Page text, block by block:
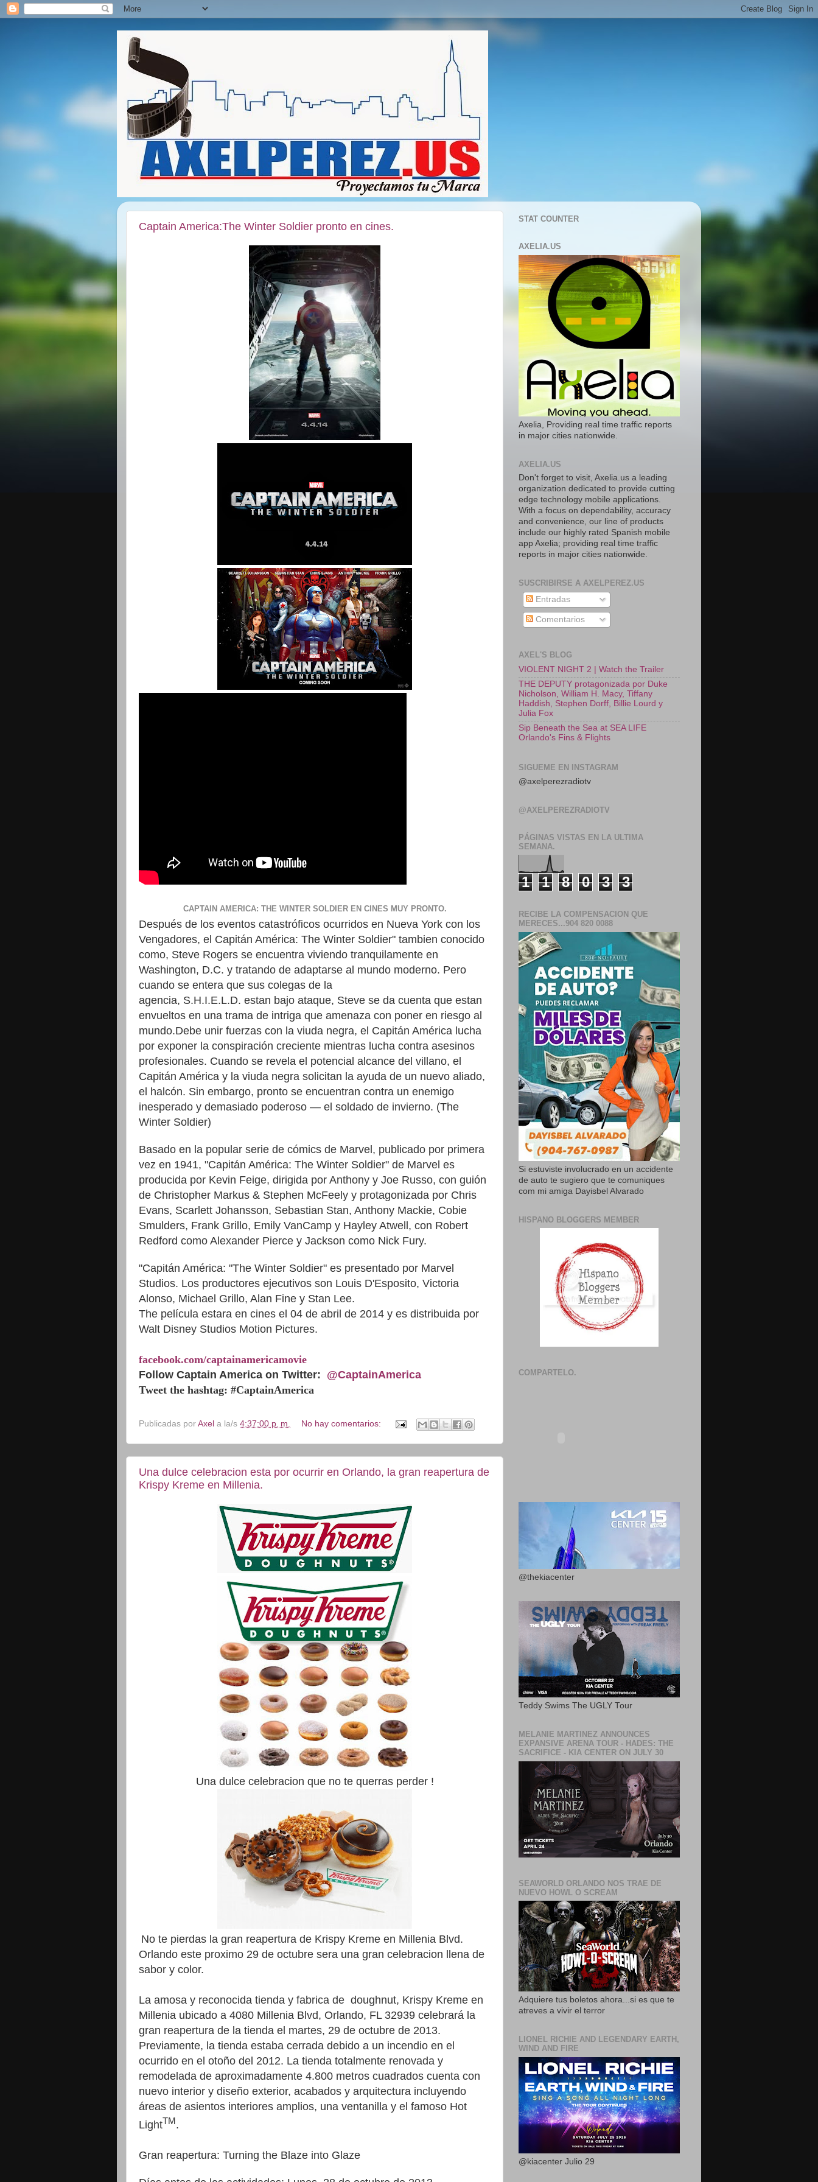
Captain America:The Winter Soldier pronto en cines.
CAPTAIN AMERICA: THE WINTER SOLDIER EN CINES MUY PRONTO.
Después de los eventos catastróficos ocurridos en Nueva York con los
Vengadores, el Capitán América: The Winter Soldier" tambien conocido
como, Steve Rogers se encuentra viviendo tranquilamente en
Washington, D.C. y tratando de adaptarse al mundo moderno. Pero
cuando se entera que sus colegas de la
agencia, S.H.I.E.L.D. estan bajo ataque, Steve se da cuenta que estan
envueltos en una trama de intriga que amenaza con poner en riesgo al
mundo.Debe unir fuerzas con la viuda negra, el Capitán América lucha
por exponer la conspiración creciente mientras lucha contra asesinos
profesionales. Cuando se revela el potencial alcance del villano, el
Capitán América y la viuda negra solicitan la ayuda de un nuevo aliado,
el halcón. Sin embargo, pronto se encuentran contra un enemigo
inesperado y demasiado poderoso — el soldado de invierno. (The
Winter Soldier)
Basado en la popular serie de cómics de Marvel , publicado por primera
vez en 1941, "Capitán América: The Winter Soldier" de Marvel es
producida por Kevin Feige, dirigida por Anthony y Joe Russo, con guión
de Christopher Markus & Stephen McFeely y protagonizada por Chris
Evans, Scarlett Johansson, Sebastian Stan, Anthony Mackie, Cobie
Smulders, Frank Grillo, Emily VanCamp y Hayley Atwell , con Robert
Redford como Alexander Pierce y Jackson como Nick Fury.
"Capitán América: "The Winter Soldier" es presentado por Marvel
Studios. Los productores ejecutivos son Louis D'Esposito, Victoria
Alonso, Michael Grillo, Alan Fine y Stan Lee.
The película estara en cines el 04 de abril de 2014 y es distribuida por
Walt Disney Studios Motion Pictures.
facebook.com/captainamericamovie
Follow Captain America on Twitter: @CaptainAmerica
Tweet the hashtag: #CaptainAmerica
Publicadas por Axel a la/s 4:37:00 p. m. No hay comentarios:
Una dulce celebracion esta por ocurrir en Orlando, la gran reapertura de
Krispy Kreme en Millenia.
Una dulce celebracion que no te querras perder !
No te pierdas la gran reapertura de Krispy Kreme en Millenia Blvd.
Orlando este proximo 29 de octubre sera una gran celebracion llena de
sabor y color.
La amosa y reconocida tienda y fabrica de doughnut, Krispy Kreme en
Millenia ubicado a 4080 Millenia Blvd, Orlando, FL 32939 celebrará la
gran reapertura de la tienda el martes, 29 de octubre de 2013.
Previamente, la tienda estaba cerrada debido a un incendio en el
ocurrido en el otoño del 2012. La tienda totalmente renovada y
remodelada de aproximadamente 4.800 metros cuadrados cuenta con
nuevo interior y diseño exterior, acabados y arquitectura incluyendo
áreas de asientos interiores amplios, una ventanilla y el famoso Hot
LightTM.
Gran reapertura: Turning the Blaze into Glaze
STAT COUNTER
AXELIA.US
Axelia, Providing real time traffic reports
in major cities nationwide.
AXELIA.US
Don't forget to visit, Axelia.us a leading
organization dedicated to provide cutting
edge technology mobile applications.
With a focus on dependability, accuracy
and convenience, our line of products
include our highly rated Spanish mobile
app Axelia; providing real time traffic
reports in major cities nationwide.
SUSCRIBIRSE A AXELPEREZ.US
Entradas
Comentarios
AXEL'S BLOG
VIOLENT NIGHT 2 | Watch the Trailer
THE DEPUTY protagonizada por Duke
Nicholson, William H. Macy, Tiffany
Haddish, Stephen Dorff, Billie Lourd y
Julia Fox
Sip Beneath the Sea at SEA LIFE
Orlando's Fins & Flights
SIGUEME EN INSTAGRAM
@axelperezradiotv
@AXELPEREZRADIOTV
PÁGINAS VISTAS EN LA ULTIMA
SEMANA.
1 1 8 0 3 3
RECIBE LA COMPENSACION QUE
MERECES...904 820 0088
Si estuviste involucrado en un accidente
de auto te sugiero que te comuniques
com mi amiga Dayisbel Alvarado
HISPANO BLOGGERS MEMBER
COMPARTELO.
@thekiacenter
Teddy Swims The UGLY Tour
MELANIE MARTINEZ ANNOUNCES
EXPANSIVE ARENA TOUR - HADES: THE
SACRIFICE - KIA CENTER ON JULY 30
SEAWORLD ORLANDO NOS TRAE DE
NUEVO HOWL O SCREAM
Adquiere tus boletos ahora...si es que te
atreves a vivir el terror
LIONEL RICHIE AND LEGENDARY EARTH,
WIND AND FIRE
@kiacenter Julio 29